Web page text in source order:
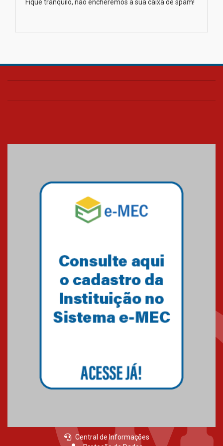
Transformadora reúne
Fique tranquilo, não encheremos a sua caixa de spam!
Central de Informações